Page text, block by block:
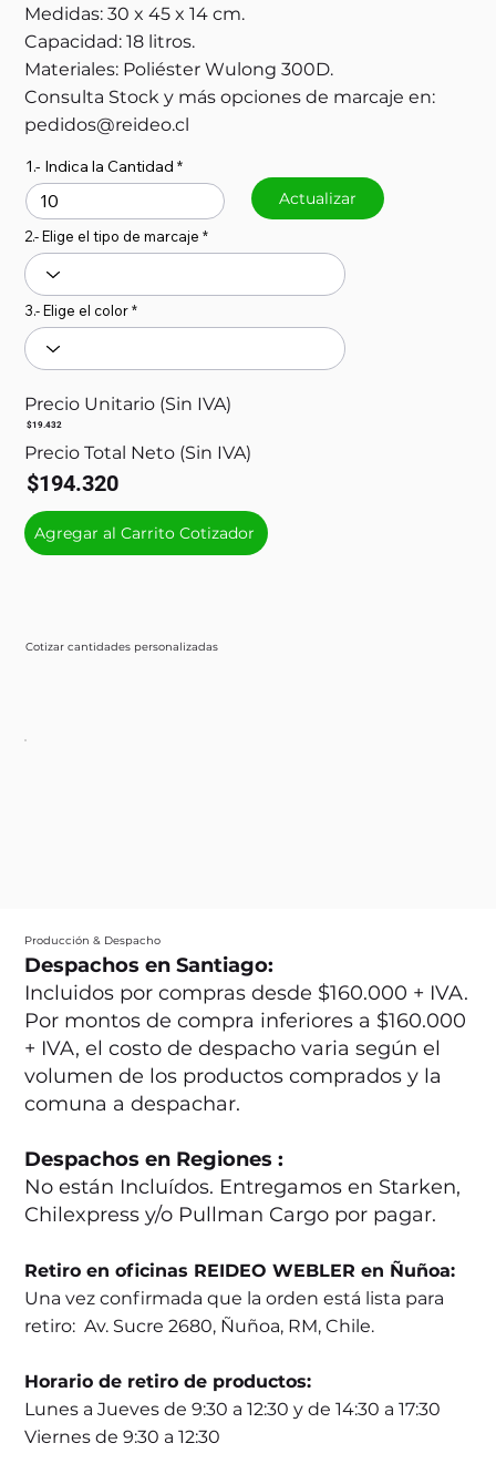
Medidas: 30 x 45 x 14 cm.
Capacidad: 18 litros.
Materiales: Poliéster Wulong 300D.
Consulta Stock y más opciones de marcaje en:
pedidos@reideo.cl
Cotizar cantidades personalizadas
1.- Indica la Cantidad
Actualizar
2.- Elige el tipo de marcaje
3.- Elige el color
Precio Unitario (Sin IVA)
$19.432
Precio Total Neto (Sin IVA)
$194.320
Agregar al Carrito Cotizador
Producción & Despacho
Despachos en Santiago:
Incluidos por compras desde $160.000 + IVA.
Por montos de compra inferiores a $160.000
+ IVA, el costo de despacho varia según el
volumen de los productos comprados y la
comuna a despachar.
Despachos en Regiones :
No están Incluídos. Entregamos en Starken,
Chilexpress y/o Pullman Cargo por pagar.
Retiro en oficinas REIDEO WEBLER en Ñuñoa:
Una vez confirmada que la orden está lista para
retiro: Av. Sucre 2680, Ñuñoa, RM, Chile.
Horario de retiro de productos:
Lunes a Jueves de 9:30 a 12:30 y de 14:30 a 17:30
Viernes de 9:30 a 12:30